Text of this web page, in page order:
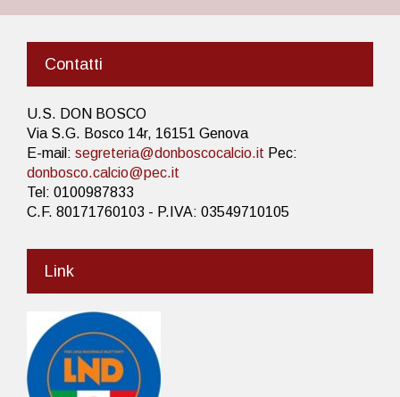
Contatti
U.S. DON BOSCO
Via S.G. Bosco 14r, 16151 Genova
E-mail: segreteria@donboscocalcio.it Pec:
donbosco.calcio@pec.it
Tel: 0100987833
C.F. 80171760103 - P.IVA: 03549710105
Link